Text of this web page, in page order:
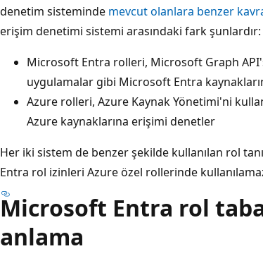
denetim sisteminde mevcut olanlara benzer
erişim denetimi sistemi arasındaki fark şunlardır:
Microsoft Entra rolleri, Microsoft Graph
uygulamalar gibi Microsoft Entra
Azure rolleri, Azure Kaynak Yönetimi'ni
Azure kaynaklarına erişimi denetler
Her iki sistem de benzer şekilde kullanılan rol
Entra rol izinleri Azure özel rollerinde
Microsoft Entra rol
anlama